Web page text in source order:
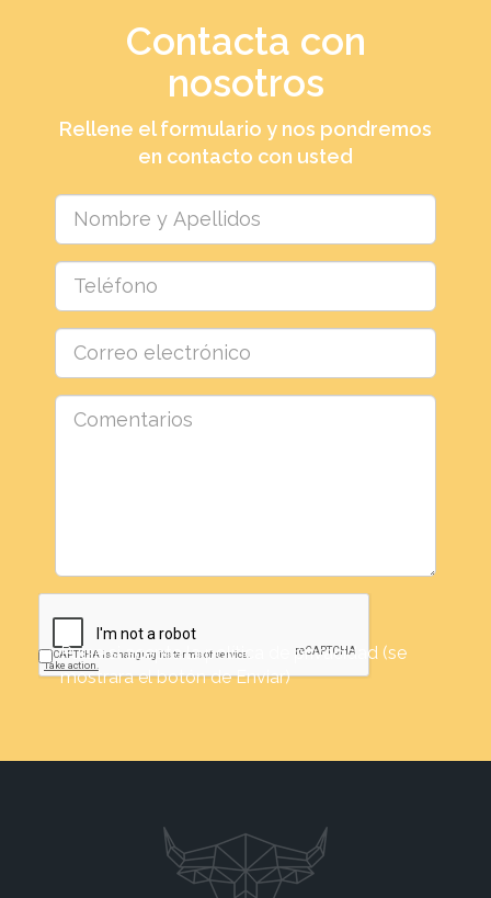
Contacta con
nosotros
Rellene el formulario y nos pondremos
en contacto con usted
Pulse si acepta la política de privacidad (se
mostrara el botón de Enviar)